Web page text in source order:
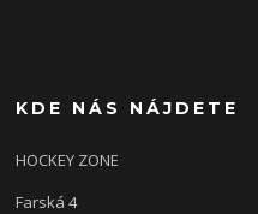
KDE NÁS NÁJDETE
HOCKEY ZONE
Farská 4